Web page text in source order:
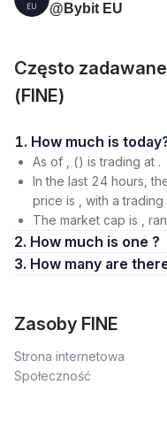
@Bybit EU
Często
(FINE)
1. How much is
As of , () is trading at .
In the last 24 hours,
price is , with a trading
The market cap is ,
2. How much is one ?
3. How many are
Zasoby FINE
Strona internetowa
Społeczność